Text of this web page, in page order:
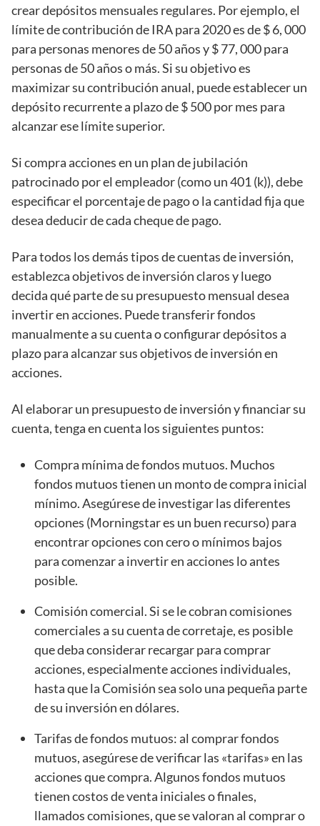
crear depósitos mensuales regulares. Por ejemplo, el
límite de contribución de IRA para 2020 es de $ 6, 000
para personas menores de 50 años y $ 77, 000 para
personas de 50 años o más. Si su objetivo es
maximizar su contribución anual, puede establecer un
depósito recurrente a plazo de $ 500 por mes para
alcanzar ese límite superior.
Si compra acciones en un plan de jubilación
patrocinado por el empleador (como un 401 (k)), debe
especificar el porcentaje de pago o la cantidad fija que
desea deducir de cada cheque de pago.
Para todos los demás tipos de cuentas de inversión,
establezca objetivos de inversión claros y luego
decida qué parte de su presupuesto mensual desea
invertir en acciones. Puede transferir fondos
manualmente a su cuenta o configurar depósitos a
plazo para alcanzar sus objetivos de inversión en
acciones.
Al elaborar un presupuesto de inversión y financiar su
cuenta, tenga en cuenta los siguientes puntos:
Compra mínima de fondos mutuos. Muchos
fondos mutuos tienen un monto de compra inicial
mínimo. Asegúrese de investigar las diferentes
opciones (Morningstar es un buen recurso) para
encontrar opciones con cero o mínimos bajos
para comenzar a invertir en acciones lo antes
posible.
Comisión comercial. Si se le cobran comisiones
comerciales a su cuenta de corretaje, es posible
que deba considerar recargar para comprar
acciones, especialmente acciones individuales,
hasta que la Comisión sea solo una pequeña parte
de su inversión en dólares.
Tarifas de fondos mutuos: al comprar fondos
mutuos, asegúrese de verificar las «tarifas» en las
acciones que compra. Algunos fondos mutuos
tienen costos de venta iniciales o finales,
llamados comisiones, que se valoran al comprar o